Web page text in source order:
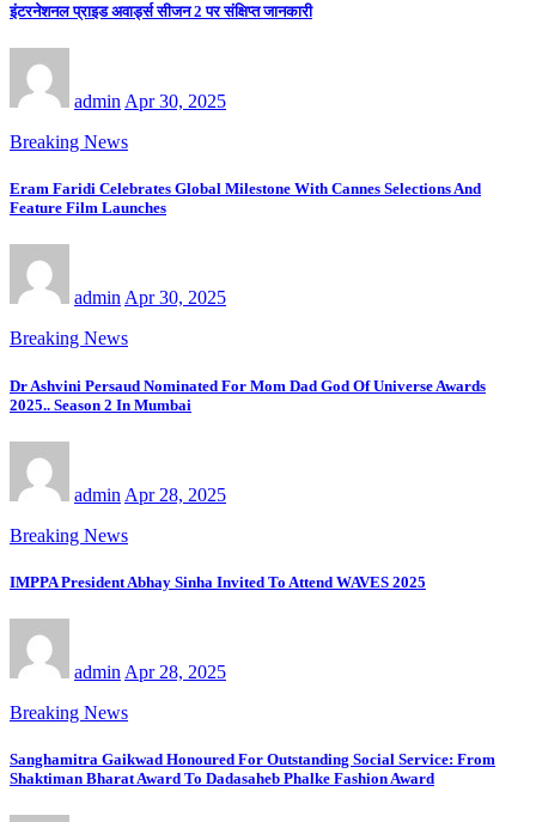
इंटरनेशनल प्राइड अवार्ड्स सीजन 2 पर संक्षिप्त जानकारी
admin Apr 30, 2025
Breaking News
Eram Faridi Celebrates Global Milestone With Cannes Selections And
Feature Film Launches
admin Apr 30, 2025
Breaking News
Dr Ashvini Persaud Nominated For Mom Dad God Of Universe Awards
2025.. Season 2 In Mumbai
admin Apr 28, 2025
Breaking News
IMPPA President Abhay Sinha Invited To Attend WAVES 2025
admin Apr 28, 2025
Breaking News
Sanghamitra Gaikwad Honoured For Outstanding Social Service: From
Shaktiman Bharat Award To Dadasaheb Phalke Fashion Award